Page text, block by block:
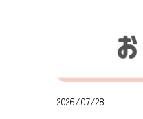
2026/07/28